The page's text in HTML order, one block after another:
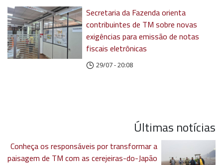
Secretaria da Fazenda orienta
contribuintes de TM sobre novas
exigências para emissão de notas
fiscais eletrônicas
29/07 - 20:08
Últimas notícias
Conheça os responsáveis por transformar a
paisagem de TM com as cerejeiras-do-Japão